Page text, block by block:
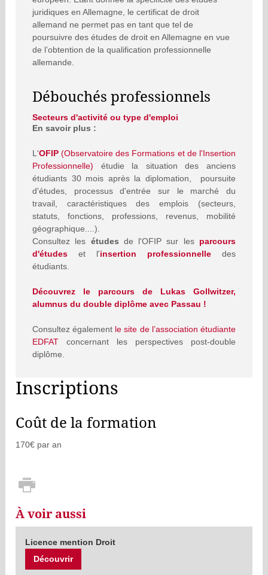
juridiques en Allemagne, le certificat de droit
allemand ne permet pas en tant que tel de
poursuivre des études de droit en Allemagne en vue
de l’obtention de la qualification professionnelle
allemande.
Débouchés professionnels
Secteurs d'activité ou type d'emploi
En savoir plus :
L'OFIP (Observatoire des Formations et de l'Insertion
Professionnelle) étudie la situation des anciens
étudiants 30 mois après la diplomation, poursuite
d'études, processus d'entrée sur le marché du
travail, caractéristiques des emplois (secteurs,
statuts, fonctions, professions, revenus, mobilité
géographique....).
Consultez les études de l'OFIP sur les parcours
d'études et l'insertion professionnelle
des
étudiants.
Découvrez le parcours de Lukas Gollwitzer,
alumnus du double diplôme avec Passau !
Consultez également le site de l’association étudiante
EDFAT concernant les perspectives post-double
diplôme.
Inscriptions
Coût de la formation
170€ par an
À voir aussi
Licence mention Droit
Découvrir